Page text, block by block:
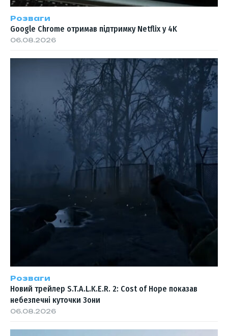
Розваги
Google Chrome отримав підтримку Netflix у 4K
06.08.2026
Розваги
Новий трейлер S.T.A.L.K.E.R. 2: Cost of Hope показав
небезпечні куточки Зони
06.08.2026